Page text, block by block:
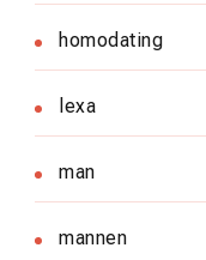
homodating
lexa
man
mannen